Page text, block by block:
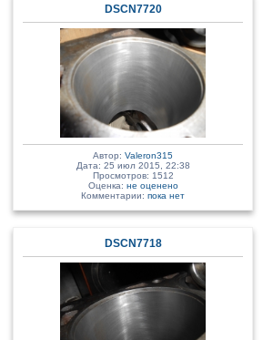
DSCN7720
Автор: Valeron315
Дата: 25 июл 2015, 22:38
Просмотров: 1512
Оценка: не оценено
Комментарии: пока нет
DSCN7718